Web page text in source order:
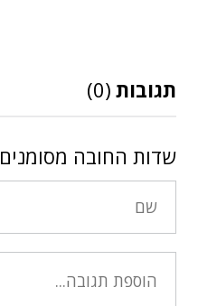
תגובות (0)
שדות החובה מסומנים